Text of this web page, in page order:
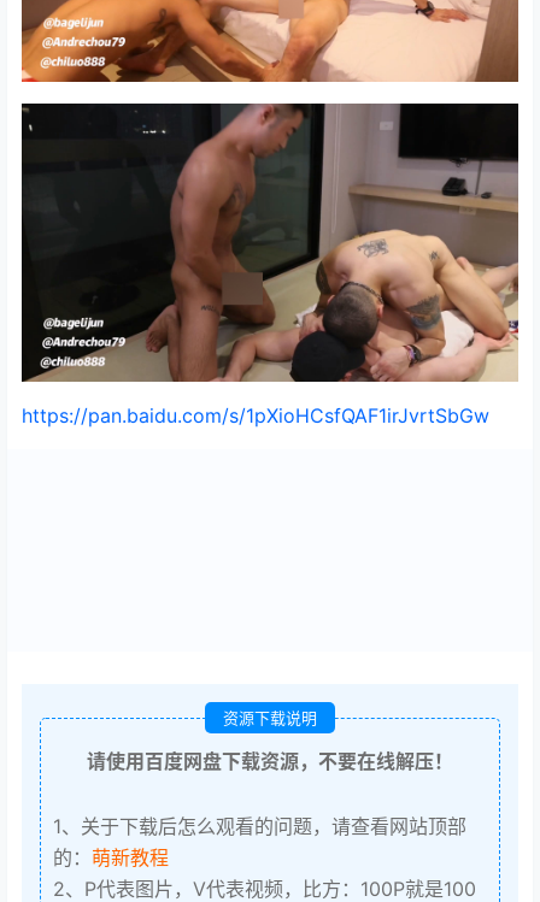
https://pan.baidu.com/s/1pXioHCsfQAF1irJvrtSbGw
资源下载说明
请使用百度网盘下载资源，不要在线解压！
1、关于下载后怎么观看的问题，请查看网站顶部
的： 萌新教程
2、P代表图片，V代表视频，比方：100P就是100